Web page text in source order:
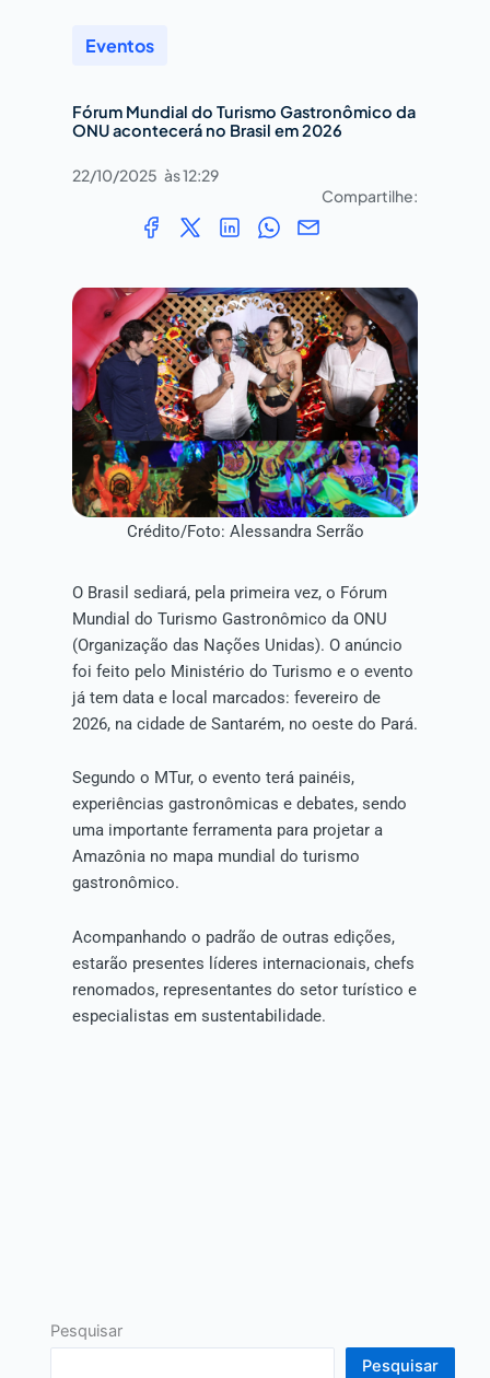
Eventos
Fórum Mundial do Turismo Gastronômico da
ONU acontecerá no Brasil em 2026
22/10/2025 às12:29
Compartilhe:
Crédito/Foto: Alessandra Serrão
O Brasil sediará, pela primeira vez, o Fórum
Mundial do Turismo Gastronômico da ONU
(Organização das Nações Unidas). O anúncio
foi feito pelo Ministério do Turismo e o evento
já tem data e local marcados: fevereiro de
2026, na cidade de Santarém, no oeste do Pará.
Segundo o MTur, o evento terá painéis,
experiências gastronômicas e debates, sendo
uma importante ferramenta para projetar a
Amazônia no mapa mundial do turismo
gastronômico.
Acompanhando o padrão de outras edições,
estarão presentes líderes internacionais, chefs
renomados, representantes do setor turístico e
especialistas em sustentabilidade.
Pesquisar
Pesquisar